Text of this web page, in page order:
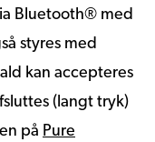
Bluetooth® med
styres med
kan accepteres
(langt tryk)
på Pure